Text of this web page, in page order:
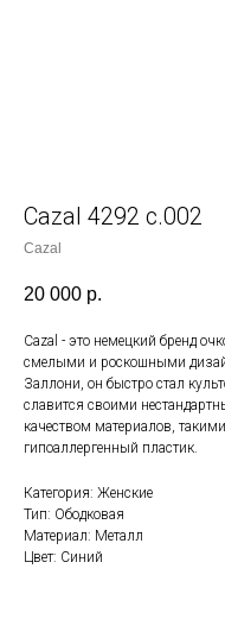
Cazal 4292 c.002
Cazal
20 000 р.
Cazal - это немецкий бренд
смелыми и роскошными
Заллони, он быстро стал
славится своими
качеством материалов,
гипоаллергенный пластик.
Категория: Женские
Тип: Ободковая
Материал: Металл
Цвет: Синий